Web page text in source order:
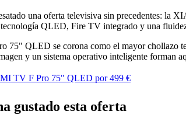
una oferta televisiva sin precedentes: la
QLED, Fire TV integrado y una
75" QLED se corona como el mayor chollazo
y un sistema operativo inteligente forman
TV F Pro 75" QLED por 499 €
gustado esta oferta